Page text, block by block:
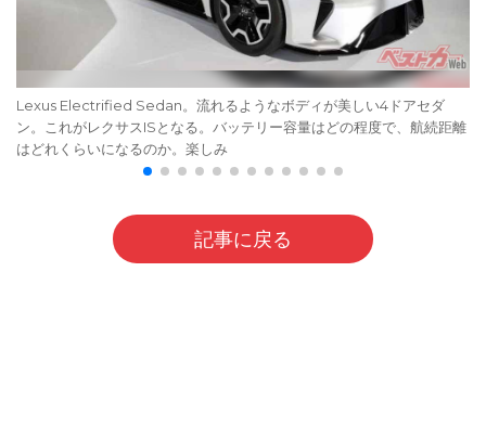
Lexus Electrified Sedan。流れるようなボディが美しい4ドアセダ
ン。これがレクサスISとなる。バッテリー容量はどの程度で、航続距離
はどれくらいになるのか。楽しみ
記事に戻る